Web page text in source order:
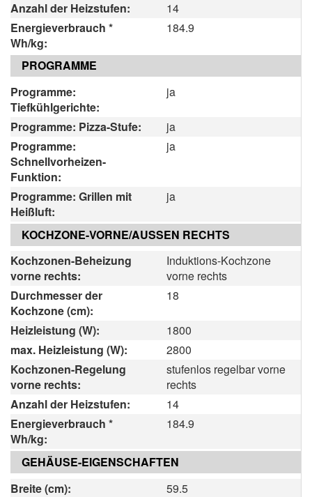
Anzahl der Heizstufen:
14
Energieverbrauch *
Wh/kg:
184.9
PROGRAMME
Programme:
Tiefkühlgerichte:
ja
Programme: Pizza-Stufe:
ja
Programme:
Schnellvorheizen-
Funktion:
ja
Programme: Grillen mit
Heißluft:
ja
KOCHZONE-VORNE/AUSSEN RECHTS
Kochzonen-Beheizung
vorne rechts:
Induktions-Kochzone
vorne rechts
Durchmesser der
Kochzone (cm):
18
Heizleistung (W):
1800
max. Heizleistung (W):
2800
Kochzonen-Regelung
vorne rechts:
stufenlos regelbar vorne
rechts
Anzahl der Heizstufen:
14
Energieverbrauch *
Wh/kg:
184.9
GEHÄUSE-EIGENSCHAFTEN
Breite (cm):
59.5